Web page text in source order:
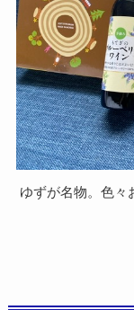
ゆずが名物。色々